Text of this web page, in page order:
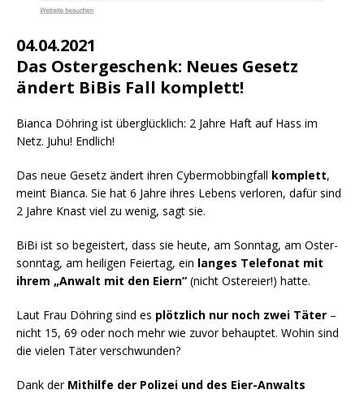
04.04.2021
Das Ostergeschenk: Neues Gesetz
ändert BiBis Fall komplett!
Bian­ca Döh­ring ist über­glück­lich: 2 Jah­re Haft auf Hass im
Netz. Juhu! Endlich!
Das neue Gesetz ändert ihren Cyber­mob­bing­fall kom­plett,
meint Bian­ca. Sie hat 6 Jah­re ihres Lebens ver­lo­ren, dafür sind
2 Jah­re Knast viel zu wenig, sagt sie.
BiBi ist so begeis­tert, dass sie heu­te, am Sonn­tag, am Oster­
sonn­tag, am hei­li­gen Fei­er­tag, ein lan­ges Tele­fo­nat mit
ihrem „Anwalt mit den Eiern” (nicht Oster­ei­er!) hatte.
Laut Frau Döh­ring sind es plötz­lich nur noch zwei Täter –
nicht 15, 69 oder noch mehr wie zuvor behaup­tet. Wohin sind
die vie­len Täter verschwunden?
Dank der Mit­hil­fe der Poli­zei und des Eier-Anwalts